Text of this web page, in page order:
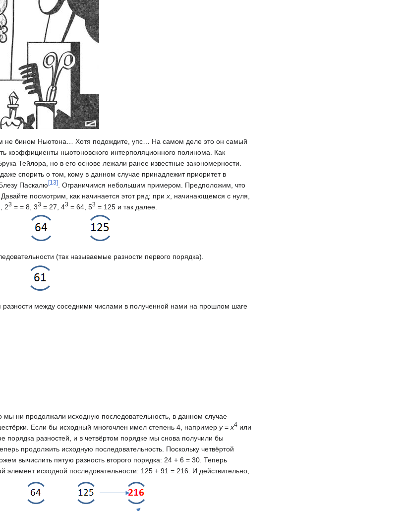
не бином Ньютона… Хотя подождите, упс… На самом деле это он самый
коэффициенты ньютоновского интерполяционного полинома. Как
Тейлора, но в его основе лежали ранее известные закономерности.
спорить о том, кому в данном случае принадлежит приоритет в
Паскалю [13]
. Ограничимся небольшим примером. Предположим, что
. Давайте посмотрим, как начинается этот ряд: при x , начинающемся с нуля,
23 = = 8, 33 = 27, 43 = 64, 53 = 125 и так далее.
(так называемые разности первого порядка).
разности между соседними числами в полученной нами на прошлом шаге
ни продолжали исходную последовательность, в данном случае
Если бы исходный многочлен имел степень 4, например y= x4 или
порядка разностей, и в четвёртом порядке мы снова получили бы
продолжить исходную последовательность. Поскольку четвёртой
вычислить пятую разность второго порядка: 24 + 6 = 30. Теперь
исходной последовательности: 125 + 91 = 216. И действительно,